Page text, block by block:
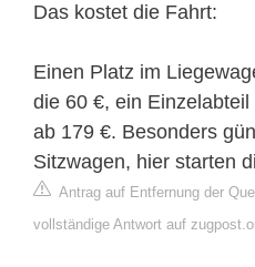
Das kostet die Fahrt:
Einen Platz im
die 60 €, ein
ab 179 €. Besonders
Sitzwagen, hier starten
Antrag auf Entfernung der
vollständige Antwort auf